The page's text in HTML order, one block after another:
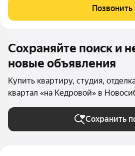
лесным массивом, всего в 12 минутах
масштабный проект
Позвонить
Сохраняйте поиск и
новые объявления
Купить квартиру, студия,
квартал «на Кедровой» в
Сохранить